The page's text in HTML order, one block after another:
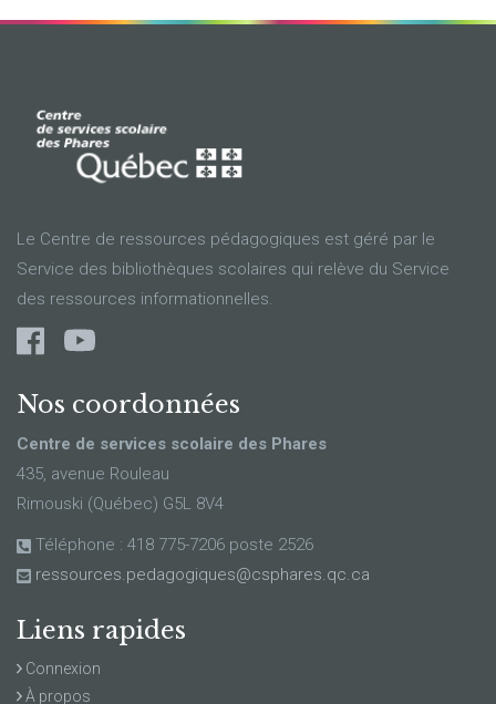
Le Centre de ressources pédagogiques est géré par le
Service des bibliothèques scolaires qui relève du Service
des ressources informationnelles.
Nos coordonnées
Centre de services scolaire des Phares
435, avenue Rouleau
Rimouski (Québec) G5L 8V4
Téléphone : 418 775-7206 poste 2526
ressources.pedagogiques@csphares.qc.ca
Liens rapides
Connexion
À propos